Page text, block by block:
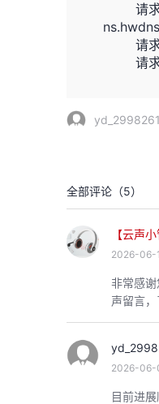
请求 来
请求 来
请求 来
全部评论（5）
【云声
2026-06-
非常感
声留言
2026-06-
目前进展